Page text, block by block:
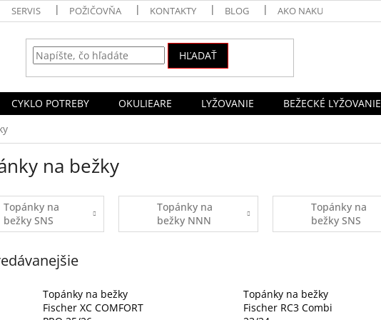
SERVIS POŽIČOVŇA KONTAKTY BLOG AKO NAKUPOVAŤ
HĽADAŤ
CYKLO POTREBY OKULIEARE LYŽOVANIE BEŽECKÉ LYŽOVANIE
na bežky
Topánky na
bežky SNS
Pilot
Topánky na
bežky NNN
Topánky na
bežky SNS
Topánky na bežky
Fischer XC COMFORT
Topánky na bežky
Fischer RC3 Combi